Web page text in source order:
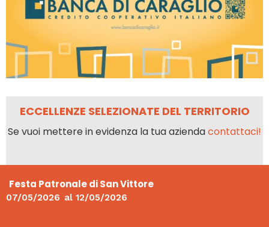
ECCELLENZE SELEZIONATE DEL TERRITORIO
Se vuoi mettere in evidenza la tua aziendacontattaci!
Festa Patronale di San Vittore
07/05/2026 al 12/05/2026